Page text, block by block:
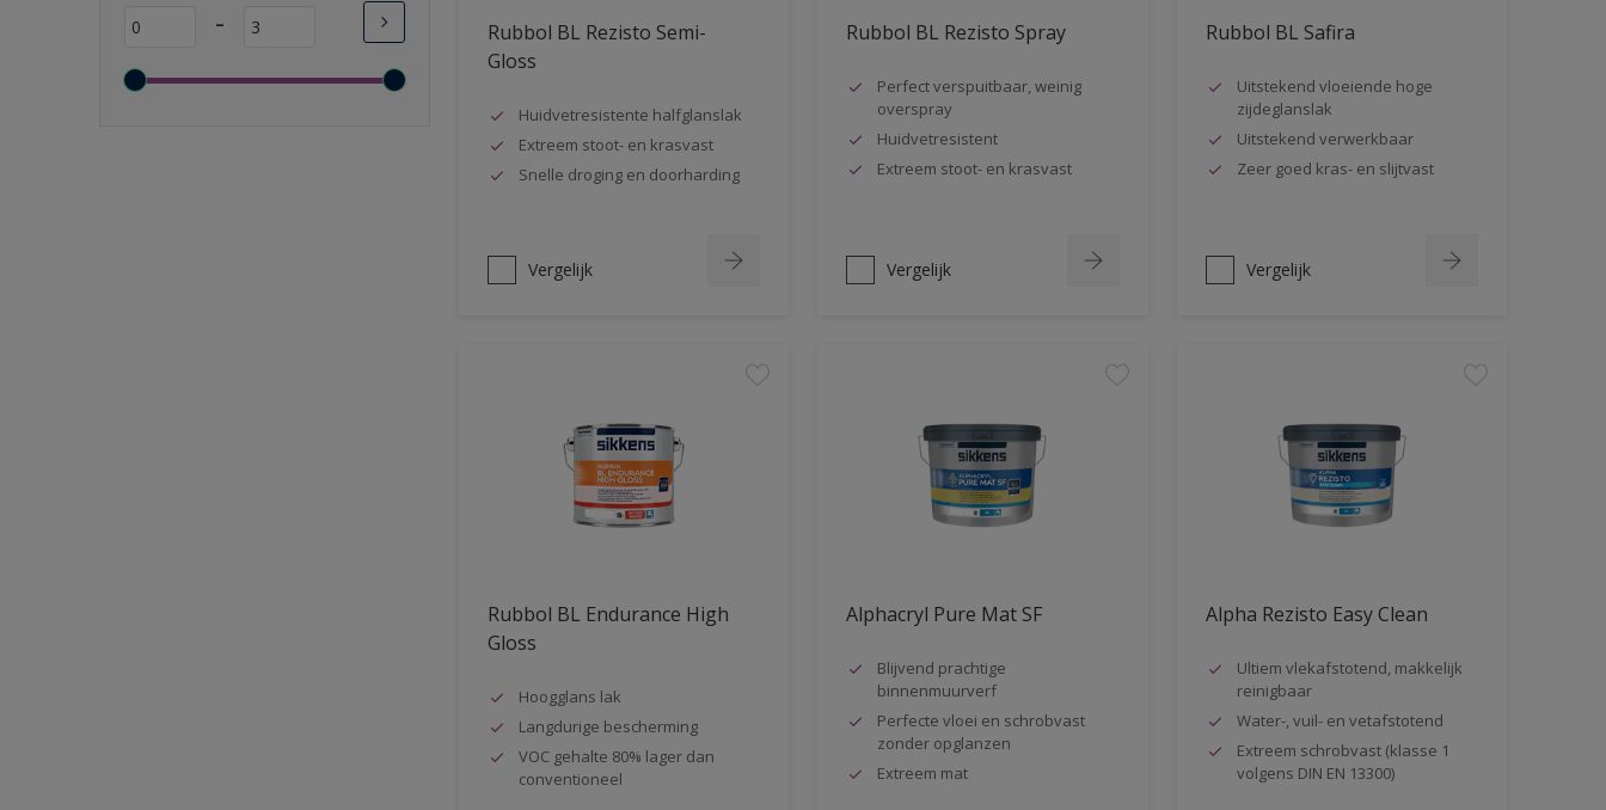
Wasbaar
Sneldrogend
-
Rubbol BL Rezisto Semi-
Gloss
Huidvetresistente halfglanslak
Extreem stoot- en krasvast
Snelle droging en doorharding
Vergelijk
Rubbol BL Rezisto Spray
Perfect verspuitbaar, weinig
overspray
Huidvetresistent
Extreem stoot- en krasvast
Vergelijk
Rubbol BL Safira
Uitstekend vloeiende hoge
zijdeglanslak
Uitstekend verwerkbaar
Zeer goed kras- en slijtvast
Vergelijk
Rubbol BL Endurance High
Gloss
Hoogglans lak
Langdurige bescherming
VOC gehalte 80% lager dan
conventioneel
Alphacryl Pure Mat SF
Blijvend prachtige
binnenmuurverf
Perfecte vloei en schrobvast
zonder opglanzen
Extreem mat
Alpha Rezisto Easy Clean
Ultiem vlekafstotend, makkelijk
reinigbaar
Water-, vuil- en vetafstotend
Extreem schrobvast (klasse 1
volgens DIN EN 13300)